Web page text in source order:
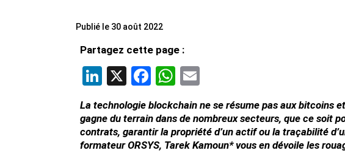
Publié le 30 août 2022
Partagez cette page :
LinkedIn
X Facebook
WhatsApp
La technologie blockchain ne se résume pas aux bitcoins
gagne du terrain dans de nombreux secteurs, que ce soit
contrats, garantir la propriété d’un actif ou la traçabilité
formateur ORSYS, Tarek Kamoun* vous en dévoile les